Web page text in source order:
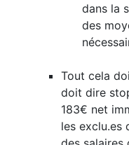
dans la
des
Tout cela
doit dire
183€ net
les exclu.es